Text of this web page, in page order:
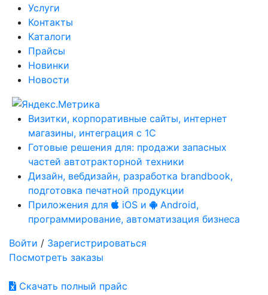
Услуги
Контакты
Каталоги
Прайсы
Новинки
Новости
Визитки, корпоративные сайты, интернет
магазины, интеграция с 1С
Готовые решения для: продажи запасных
частей автотракторной техники
Дизайн, вебдизайн, разработка brandbook,
подготовка печатной продукции
Приложения для
iOS и
Android,
программирование, автоматизация бизнеса
Войти / Зарегистрироваться
Посмотреть заказы
Скачать полный прайс